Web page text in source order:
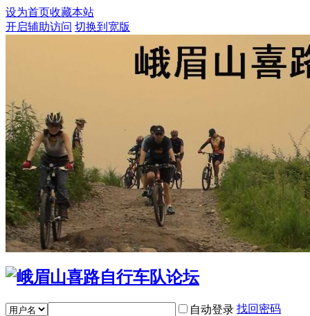
设为首页收藏本站
开启辅助访问 切换到宽版
自动登录 找回密码